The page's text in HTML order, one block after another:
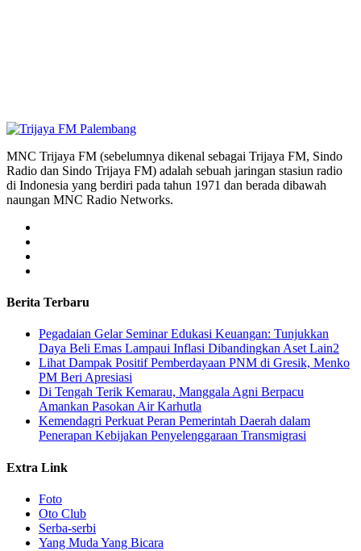
MNC Trijaya FM (sebelumnya dikenal sebagai Trijaya FM, Sindo
Radio dan Sindo Trijaya FM) adalah sebuah jaringan stasiun radio
di Indonesia yang berdiri pada tahun 1971 dan berada dibawah
naungan MNC Radio Networks.
Berita Terbaru
Pegadaian Gelar Seminar Edukasi Keuangan: Tunjukkan
Daya Beli Emas Lampaui Inflasi Dibandingkan Aset Lain2
Lihat Dampak Positif Pemberdayaan PNM di Gresik, Menko
PM Beri Apresiasi
​Di Tengah Terik Kemarau, Manggala Agni Berpacu
Amankan Pasokan Air Karhutla
Kemendagri Perkuat Peran Pemerintah Daerah dalam
Penerapan Kebijakan Penyelenggaraan Transmigrasi
Extra Link
Foto
Oto Club
Serba-serbi
Yang Muda Yang Bicara